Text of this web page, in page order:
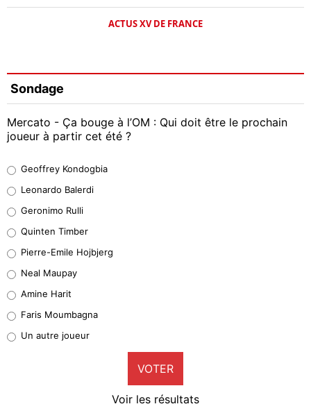
ACTUS XV DE FRANCE
Sondage
Mercato - Ça bouge à l’OM : Qui doit être le prochain
joueur à partir cet été ?
38%
32%
5%
1%
9%
Geoffrey Kondogbia
Leonardo Balerdi
Geronimo Rulli
Quinten Timber
Pierre-Emile Hojbjerg
Neal Maupay
Amine Harit
Faris Moumbagna
Un autre joueur
VOTER
Voir les résultats